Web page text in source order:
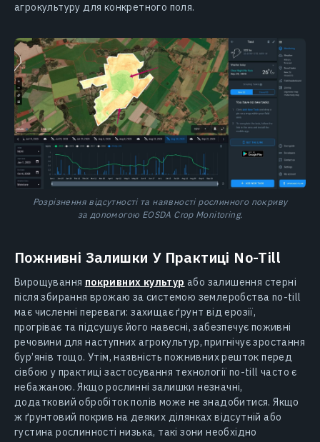
агрокультуру для конкретного поля.
Розрізнення відсутності та наявності рослинного покриву
за допомогою EOSDA Crop Monitoring.
Пожнивні Залишки У Практиці No-Till
Вирощування покривних культур або залишення стерні
після збирання врожаю за системою землеробства no-till
має численні переваги: захищає ґрунт від ерозії,
прогріває та підсушує його навесні, забезпечує поживні
речовини для наступних агрокультур, пригнічує зростання
бур’янів тощо. Утім, наявність пожнивних решток перед
сівбою у практиці застосування технології no-till часто є
небажаною. Якщо рослинні залишки незначні,
додатковий обробіток полів може не знадобитися. Якщо
ж ґрунтовий покрив на деяких ділянках відсутній або
густина рослинності низька, такі зони необхідно